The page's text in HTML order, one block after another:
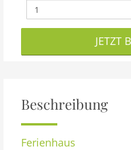
JETZT
Beschreibung
Ferienhaus